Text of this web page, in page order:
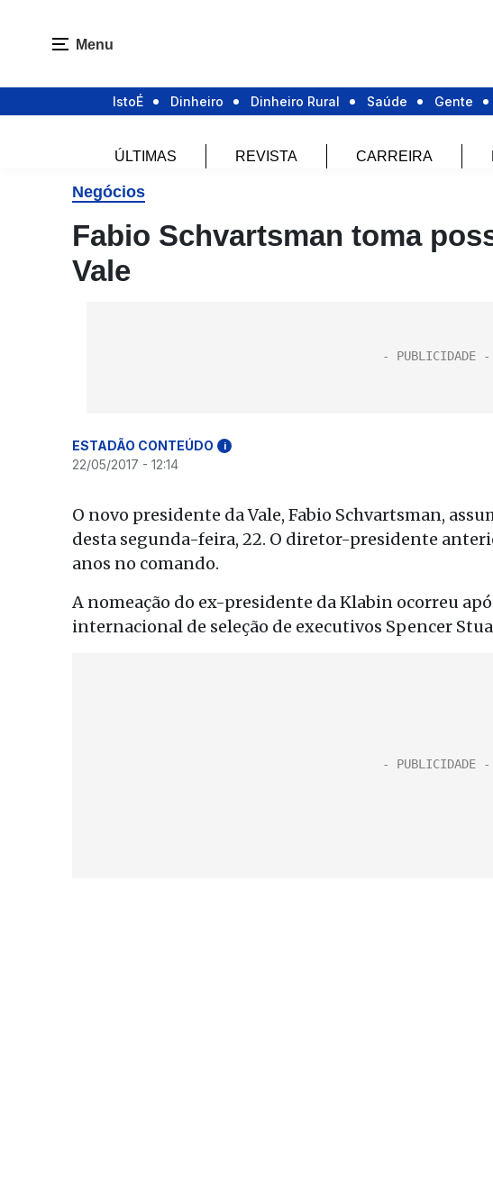
Menu
IstoÉ Dinheiro Dinheiro Rural Saúde Gente
ÚLTIMAS REVISTA CARREIRA
Negócios
Fabio Schvartsman toma
Vale
ESTADÃO CONTEÚDO i
22/05/2017 - 12:14
O novo presidente da Vale, Fabio Schvartsman,
desta segunda-feira, 22. O diretor-presidente
anos no comando.
A nomeação do ex-presidente da Klabin ocorreu
internacional de seleção de executivos Spencer